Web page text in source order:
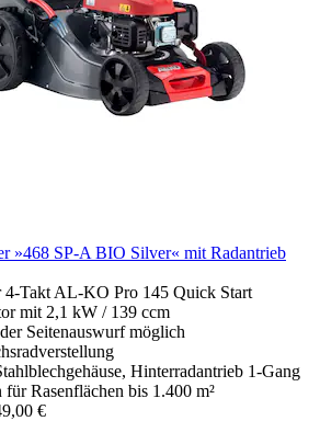
»468 SP-A BIO Silver« mit Radantrieb
Takt AL-KO Pro 145 Quick Start
mit 2,1 kW / 139 ccm
Seitenauswurf möglich
Hinterradantrieb 1-Gang
Rasenflächen bis 1.400 m²
€